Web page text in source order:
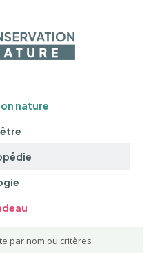
nature
par nom ou critères